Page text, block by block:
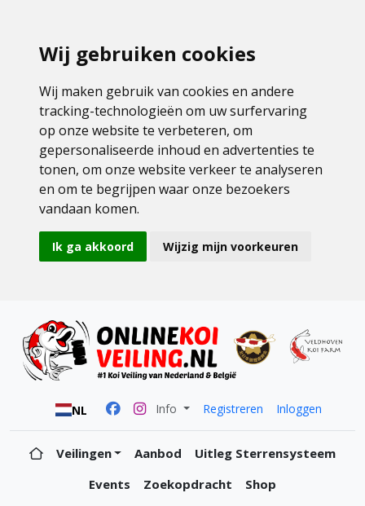
Wij gebruiken cookies
Wij maken gebruik van cookies en andere
tracking-technologieën om uw surfervaring
op onze website te verbeteren, om
gepersonaliseerde inhoud en advertenties te
tonen, om onze website verkeer te analyseren
en om te begrijpen waar onze bezoekers
vandaan komen.
Ik ga akkoord Wijzig mijn voorkeuren
NL Info Registreren Inloggen
Veilingen Aanbod
Uitleg Sterrensysteem
Events
Zoekopdracht Shop